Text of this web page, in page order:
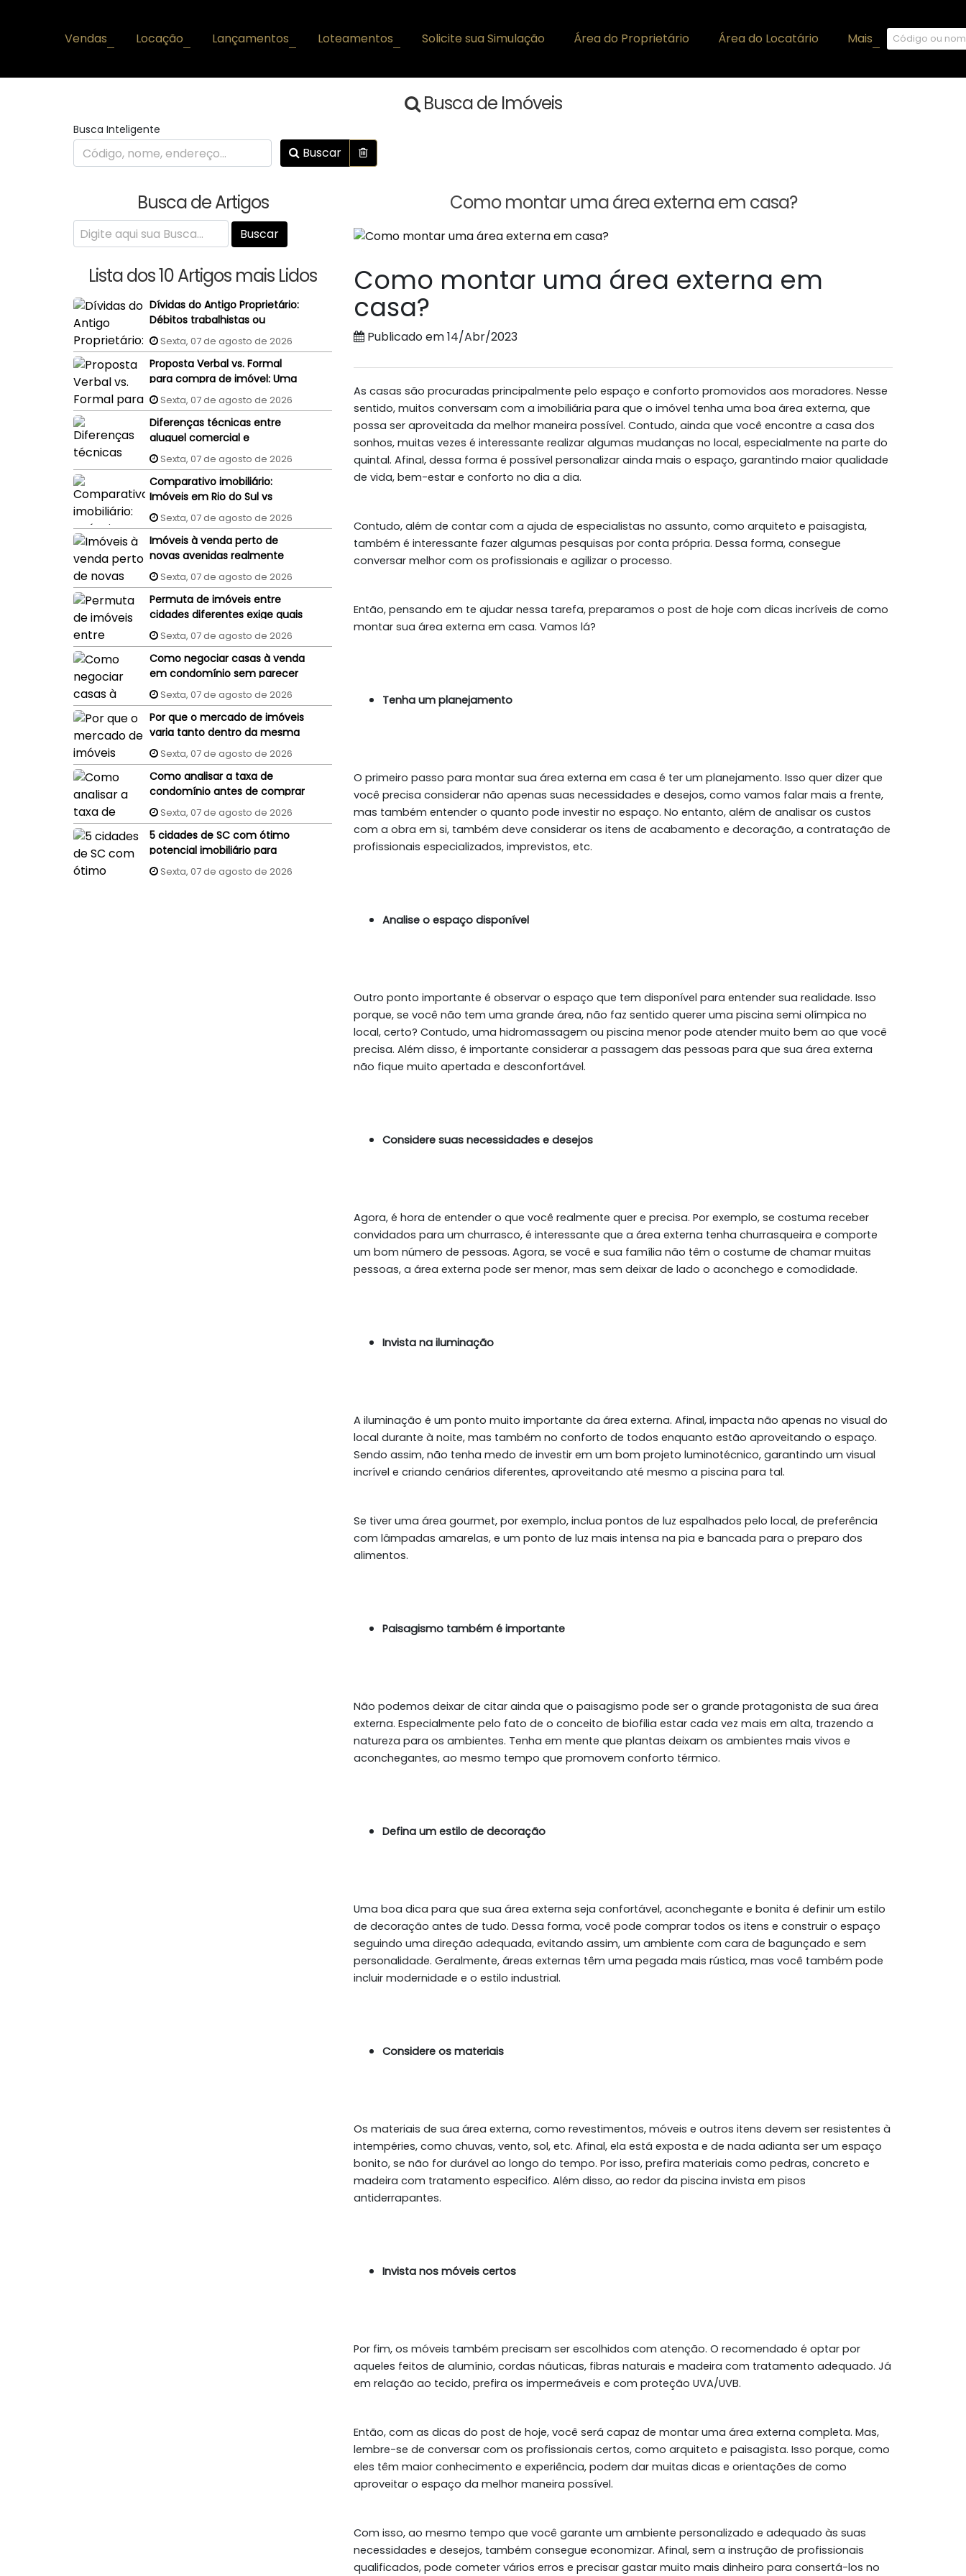
Mais
Área do Locatário
Área do Proprietário
Solicite sua Simulação
Loteamentos
Lançamentos
Locação
Vendas
Busca de Imóveis
Busca Inteligente
Buscar
Busca de Artigos
Lista dos 10 Artigos mais Lidos
Dívidas do Antigo Proprietário:
Débitos trabalhistas ou
processos judiciais do
vendedor podem penhorar o
imóvel recém-comprado?
Sexta, 07 de agosto de 2026
Proposta Verbal vs. Formal
para compra de imóvel: Uma
proposta aceita por WhatsApp
ou e-mail tem validade
jurídica?
Sexta, 07 de agosto de 2026
Diferenças técnicas entre
aluguel comercial e
residencial: Um guia completo
Sexta, 07 de agosto de 2026
Comparativo imobiliário:
Imóveis em Rio do Sul vs
Imóveis em Florianópolis
(interior x capital)
Sexta, 07 de agosto de 2026
Imóveis à venda perto de
novas avenidas realmente
valorizam mais?
Sexta, 07 de agosto de 2026
Permuta de imóveis entre
cidades diferentes exige quais
cuidados?
Sexta, 07 de agosto de 2026
Como negociar casas à venda
em condomínio sem parecer
um comprador
despreparado?
Sexta, 07 de agosto de 2026
Por que o mercado de imóveis
varia tanto dentro da mesma
cidade?
Sexta, 07 de agosto de 2026
Como analisar a taxa de
condomínio antes de comprar
um imóvel?
Sexta, 07 de agosto de 2026
5 cidades de SC com ótimo
potencial imobiliário para
investidores
Sexta, 07 de agosto de 2026
Como montar uma área externa em casa?
Como montar uma área externa em
casa?
Publicado em 14/Abr/2023
As casas são procuradas principalmente pelo espaço e conforto promovidos aos moradores. Nesse
sentido, muitos conversam com a imobiliária para que o imóvel tenha uma boa área externa, que
possa ser aproveitada da melhor maneira possível. Contudo, ainda que você encontre a casa dos
sonhos, muitas vezes é interessante realizar algumas mudanças no local, especialmente na parte do
quintal. Afinal, dessa forma é possível personalizar ainda mais o espaço, garantindo maior qualidade
de vida, bem-estar e conforto no dia a dia.
Contudo, além de contar com a ajuda de especialistas no assunto, como arquiteto e paisagista,
também é interessante fazer algumas pesquisas por conta própria. Dessa forma, consegue
conversar melhor com os profissionais e agilizar o processo.
Então, pensando em te ajudar nessa tarefa, preparamos o post de hoje com dicas incríveis de como
montar sua área externa em casa. Vamos lá?
Tenha um planejamento
O primeiro passo para montar sua área externa em casa é ter um planejamento. Isso quer dizer que
você precisa considerar não apenas suas necessidades e desejos, como vamos falar mais a frente,
mas também entender o quanto pode investir no espaço. No entanto, além de analisar os custos
com a obra em si, também deve considerar os itens de acabamento e decoração, a contratação de
profissionais especializados, imprevistos, etc.
Analise o espaço disponível
Outro ponto importante é observar o espaço que tem disponível para entender sua realidade. Isso
porque, se você não tem uma grande área, não faz sentido querer uma piscina semi olímpica no
local, certo? Contudo, uma hidromassagem ou piscina menor pode atender muito bem ao que você
precisa. Além disso, é importante considerar a passagem das pessoas para que sua área externa
não fique muito apertada e desconfortável.
Considere suas necessidades e desejos
Agora, é hora de entender o que você realmente quer e precisa. Por exemplo, se costuma receber
convidados para um churrasco, é interessante que a área externa tenha churrasqueira e comporte
um bom número de pessoas. Agora, se você e sua família não têm o costume de chamar muitas
pessoas, a área externa pode ser menor, mas sem deixar de lado o aconchego e comodidade.
Invista na iluminação
A iluminação é um ponto muito importante da área externa. Afinal, impacta não apenas no visual do
local durante à noite, mas também no conforto de todos enquanto estão aproveitando o espaço.
Sendo assim, não tenha medo de investir em um bom projeto luminotécnico, garantindo um visual
incrível e criando cenários diferentes, aproveitando até mesmo a piscina para tal.
Se tiver uma área gourmet, por exemplo, inclua pontos de luz espalhados pelo local, de preferência
com lâmpadas amarelas, e um ponto de luz mais intensa na pia e bancada para o preparo dos
alimentos.
Paisagismo também é importante
Não podemos deixar de citar ainda que o paisagismo pode ser o grande protagonista de sua área
externa. Especialmente pelo fato de o conceito de biofilia estar cada vez mais em alta, trazendo a
natureza para os ambientes. Tenha em mente que plantas deixam os ambientes mais vivos e
aconchegantes, ao mesmo tempo que promovem conforto térmico.
Defina um estilo de decoração
Uma boa dica para que sua área externa seja confortável, aconchegante e bonita é definir um estilo
de decoração antes de tudo. Dessa forma, você pode comprar todos os itens e construir o espaço
seguindo uma direção adequada, evitando assim, um ambiente com cara de bagunçado e sem
personalidade. Geralmente, áreas externas têm uma pegada mais rústica, mas você também pode
incluir modernidade e o estilo industrial.
Considere os materiais
Os materiais de sua área externa, como revestimentos, móveis e outros itens devem ser resistentes à
intempéries, como chuvas, vento, sol, etc. Afinal, ela está exposta e de nada adianta ser um espaço
bonito, se não for durável ao longo do tempo. Por isso, prefira materiais como pedras, concreto e
madeira com tratamento especifico. Além disso, ao redor da piscina invista em pisos
antiderrapantes.
Invista nos móveis certos
Por fim, os móveis também precisam ser escolhidos com atenção. O recomendado é optar por
aqueles feitos de alumínio, cordas náuticas, fibras naturais e madeira com tratamento adequado. Já
em relação ao tecido, prefira os impermeáveis e com proteção UVA/UVB.
Então, com as dicas do post de hoje, você será capaz de montar uma área externa completa. Mas,
lembre-se de conversar com os profissionais certos, como arquiteto e paisagista. Isso porque, como
eles têm maior conhecimento e experiência, podem dar muitas dicas e orientações de como
aproveitar o espaço da melhor maneira possível.
Com isso, ao mesmo tempo que você garante um ambiente personalizado e adequado às suas
necessidades e desejos, também consegue economizar. Afinal, sem a instrução de profissionais
qualificados, pode cometer vários erros e precisar gastar muito mais dinheiro para consertá-los no